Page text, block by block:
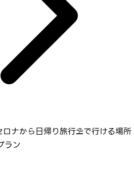
ロナから日帰り旅行⛱で行ける場所
ラン